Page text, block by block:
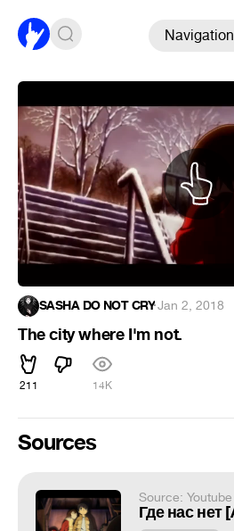
Navigation
SASHA DO NOT CRY·Jan 2, 2018
The city where I'm not.
211 14K
Sources
Source: Youtube